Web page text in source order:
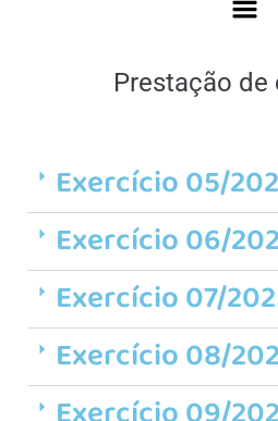
Prestação de
Exercício 05/
Exercício 06/
Exercício 07/
Exercício 08/